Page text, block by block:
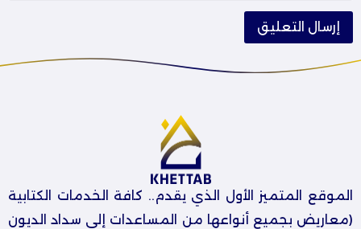
الموقع المتميز الأول الذي يقدم.. كافة الخدمات الكتابية
(معاريض بجميع أنواعها من المساعدات إلى سداد الديون